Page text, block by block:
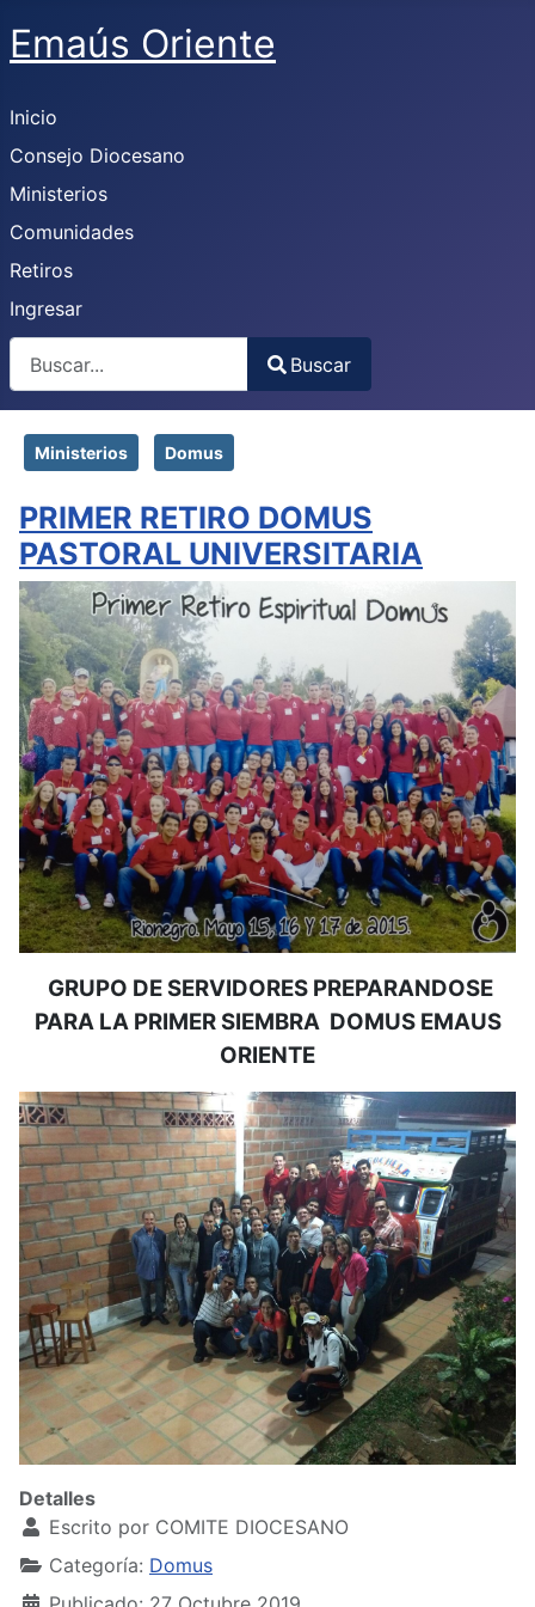
Emaús Oriente
Inicio
Consejo Diocesano
Ministerios
Comunidades
Retiros
Ingresar
Type 2 or more characters for results.
Buscar
Ministerios Domus
PRIMER RETIRO DOMUS
PASTORAL UNIVERSITARIA
GRUPO DE SERVIDORES PREPARANDOSE
PARA LA PRIMER SIEMBRA DOMUS EMAUS
ORIENTE
Detalles
Escrito por COMITE DIOCESANO
Categoría: Domus